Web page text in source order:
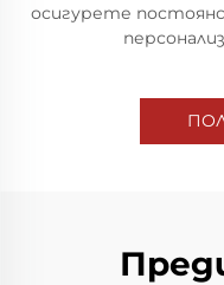
осигурете